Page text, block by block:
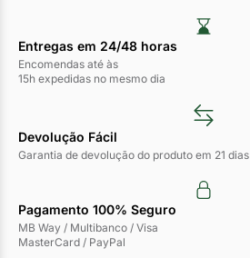
Entregas em 24/48 horas​
Encomendas até às
15h expedidas no mesmo dia
Devolução Fácil
Garantia de devolução do produto em 21 dias
Pagamento 100% Seguro
MB Way / Multibanco / Visa
MasterCard / PayPal